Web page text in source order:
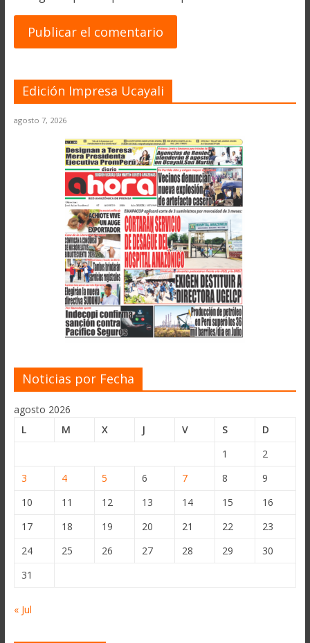
Edición Impresa Ucayali
agosto 7, 2026
Noticias por Fecha
agosto 2026
L
M X J V S
D
1
2
3
4 5 6 7 8
9
10
11 12 13 14 15
16
17
18 19 20 21 22
23
24
25 26 27 28 29
30
31
« Jul